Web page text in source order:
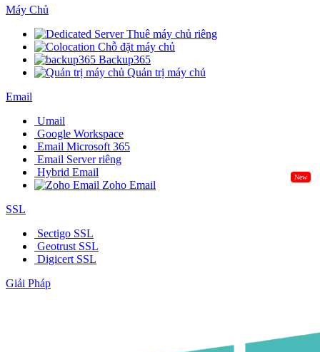
Máy Chủ
Thuê máy chủ riêng
Chỗ đặt máy chủ
Backup365
Quản trị máy chủ
Email
Umail
Google Workspace
Email Microsoft 365
Email Server riêng
Hybrid Email
New
Zoho Email
SSL
Sectigo SSL
Geotrust SSL
Digicert SSL
Giải Pháp